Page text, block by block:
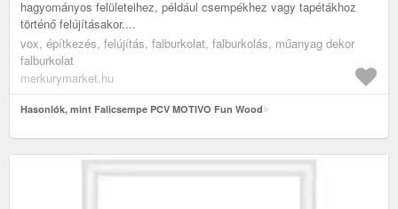
hagyományos felületeihez, például csempékhez vagy tapétákhoz
történő felújításakor....
vox, építkezés, felújítás, falburkolat, falburkolás, műanyag dekor
falburkolat
merkurymarket.hu
Hasonlók, mint Falicsempe PCV MOTIVO Fun Wood